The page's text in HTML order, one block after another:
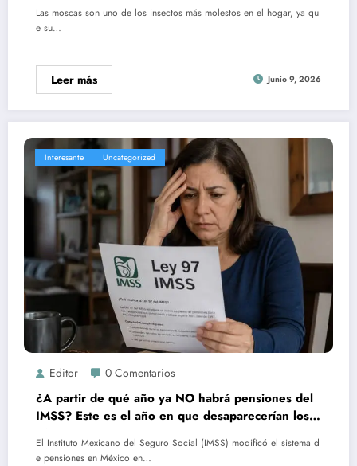
Las moscas son uno de los insectos más molestos en el hogar, ya qu
e su…
Leer más Junio 9, 2026
Interesante Uncategorized
Editor 0 Comentarios
¿A partir de qué año ya NO habrá pensiones del
IMSS? Este es el año en que desaparecerían los
El Instituto Mexicano del Seguro Social (IMSS) modificó el sistema d
e pensiones en México en…